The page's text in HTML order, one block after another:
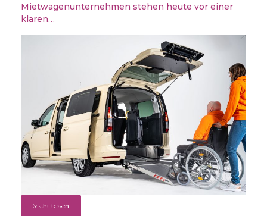
Mietwagenunternehmen stehen heute vor einer
klaren…
Mehr lesen
Angebote